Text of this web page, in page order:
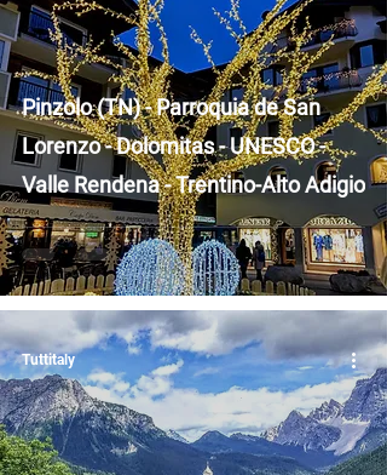
Pinzolo (TN) - Parroquia de San
Lorenzo - Dolomitas - UNESCO -
Valle Rendena - Trentino-Alto Adigio
Tuttitaly